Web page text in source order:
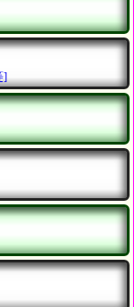
]